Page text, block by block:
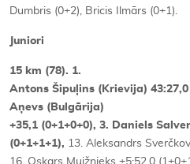
Dumbris (0+2), Bricis Ilmārs (0+1).
Juniori
15 km (78). 1.
Antons Šipuļins (Krievija)
Aņevs (Bulgārija)
+35,1 (0+1+0+0), 3. Daniels
(0+1+1+1), 13. Aleksandrs